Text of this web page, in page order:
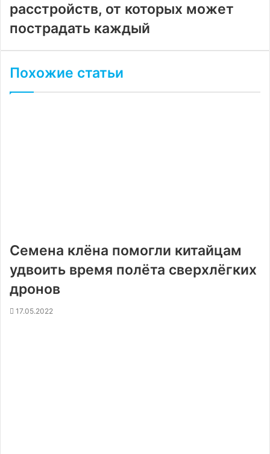
расстройств, от которых может
пострадать каждый
Похожие статьи
Семена клёна помогли китайцам
удвоить время полёта сверхлёгких
дронов
17.05.2022